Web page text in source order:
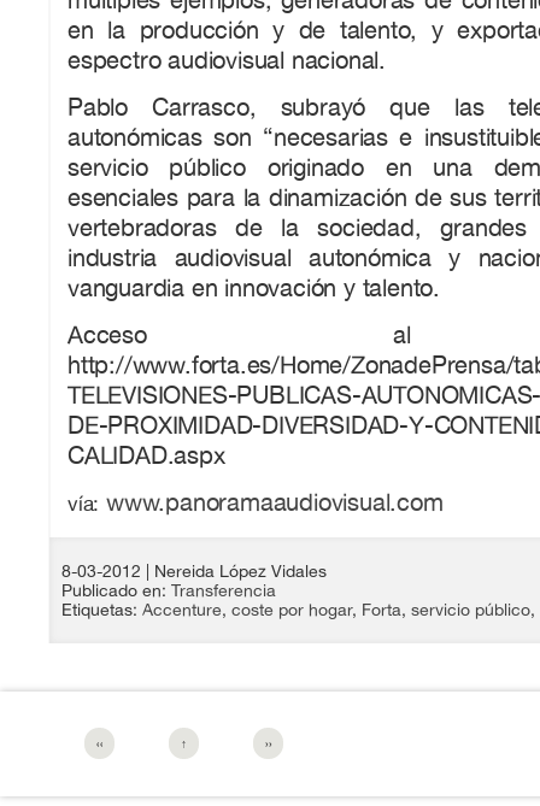
en la producción y de talento, y
espectro audiovisual nacional.
Pablo Carrasco, subrayó que las
autonómicas son “necesarias e
servicio público originado en una
esenciales para la dinamización de sus
vertebradoras de la sociedad,
industria audiovisual autonómica y
vanguardia en innovación y talento.
Acceso al
http://www.forta.es/Home/ZonadePrensa/
TELEVISIONES-PUBLICAS-
DE-PROXIMIDAD-DIVERSIDAD-Y-
CALIDAD.aspx
vía: www.panoramaaudiovisual.com
8-03-2012
| Nereida López Vidales
Publicado en: Transferencia
Etiquetas: Accenture, coste por hogar, Forta, servicio público,
‹‹ ↑ ››